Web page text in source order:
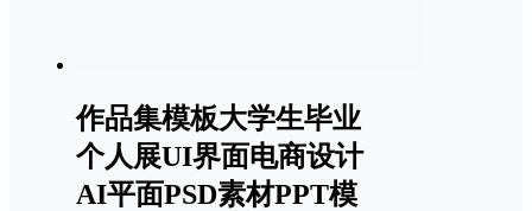
作品集模板大学生毕业
个人展UI界面电商设计
AI平面PSD素材PPT模